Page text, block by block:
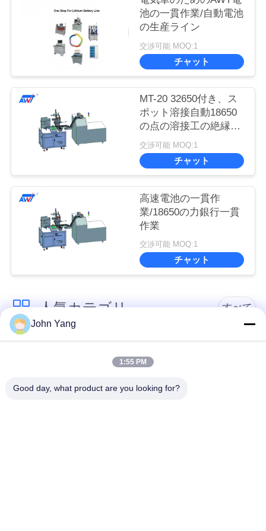
池の一貫作業/自動電池
の生産ライン
交渉可能 MOQ:1
チャット
MT-20 32650付き、ス
ポット溶接自動18650
の点の溶接工の絶縁材
のペーパー
交渉可能 MOQ:1
チャット
高速電池の一貫作
業/18650の力銀行一貫
作業
交渉可能 MOQ:1
チャット
人気カテゴリ すべて
接工
John Yang
1:55 PM
Good day, what product are you looking for?